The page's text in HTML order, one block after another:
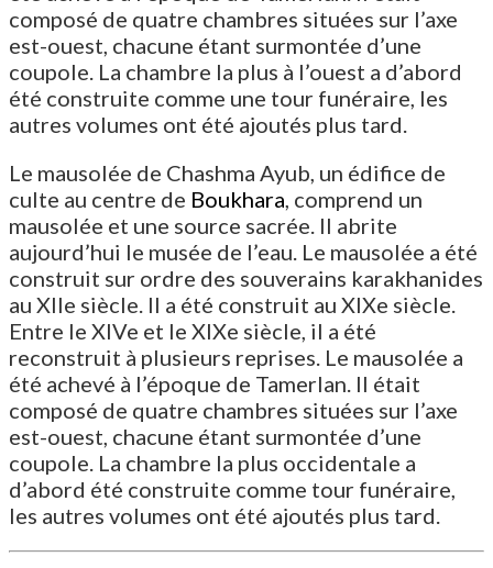
composé de quatre chambres situées sur l’axe
est-ouest, chacune étant surmontée d’une
coupole. La chambre la plus à l’ouest a d’abord
été construite comme une tour funéraire, les
autres volumes ont été ajoutés plus tard.
Le mausolée de Chashma Ayub, un édifice de
culte au centre de Boukhara , comprend un
mausolée et une source sacrée. Il abrite
aujourd’hui le musée de l’eau. Le mausolée a été
construit sur ordre des souverains karakhanides
au XIIe siècle. Il a été construit au XIXe siècle.
Entre le XIVe et le XIXe siècle, il a été
reconstruit à plusieurs reprises. Le mausolée a
été achevé à l’époque de Tamerlan. Il était
composé de quatre chambres situées sur l’axe
est-ouest, chacune étant surmontée d’une
coupole. La chambre la plus occidentale a
d’abord été construite comme tour funéraire,
les autres volumes ont été ajoutés plus tard.